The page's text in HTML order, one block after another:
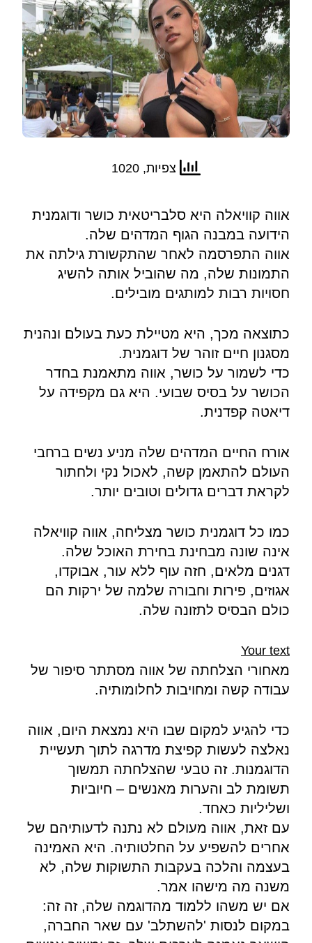
צפיות, 1020
אווה קוויאלה היא סלבריטאית כושר ודוגמנית
הידועה במבנה הגוף המדהים שלה.
אווה התפרסמה לאחר שהתקשורת גילתה את
התמונות שלה, מה שהוביל אותה להשיג
חסויות רבות למותגים מובילים.
כתוצאה מכך, היא מטיילת כעת בעולם ונהנית
מסגנון חיים זוהר של דוגמנית.
כדי לשמור על כושר, אווה מתאמנת בחדר
הכושר על בסיס שבועי. היא גם מקפידה על
דיאטה קפדנית.
אורח החיים המדהים שלה מניע נשים ברחבי
העולם להתאמן קשה, לאכול נקי ולחתור
לקראת דברים גדולים וטובים יותר.
כמו כל דוגמנית כושר מצליחה, אווה קוויאלה
אינה שונה מבחינת בחירת האוכל שלה.
דגנים מלאים, חזה עוף ללא עור, אבוקדו,
אגוזים, פירות וחבורה שלמה של ירקות הם
כולם הבסיס לתזונה שלה.
Your text
מאחורי הצלחתה של אווה מסתתר סיפור של
עבודה קשה ומחויבות לחלומותיה.
כדי להגיע למקום שבו היא נמצאת היום, אווה
נאלצה לעשות קפיצת מדרגה לתוך תעשיית
הדוגמנות. זה טבעי שהצלחתה תמשוך
תשומת לב והערות מאנשים – חיוביות
ושליליות כאחד.
עם זאת, אווה מעולם לא נתנה לדעותיהם של
אחרים להשפיע על החלטותיה. היא האמינה
בעצמה והלכה בעקבות התשוקות שלה, לא
משנה מה מישהו אמר.
אם יש משהו ללמוד מהדוגמה שלה, זה זה:
במקום לנסות 'להשתלב' עם שאר החברה,